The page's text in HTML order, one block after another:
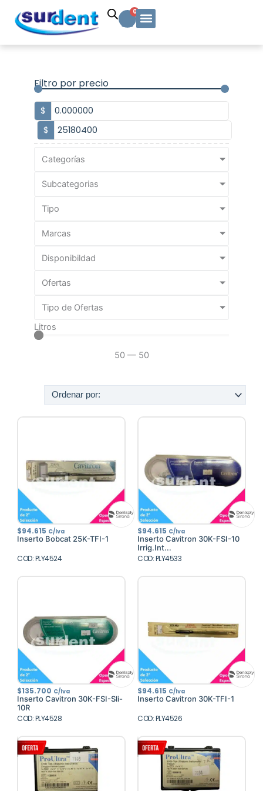
contenido
0
Carrito
Filtro por precio
$
$
Categorías
Subcategorias
Tipo
Marcas
Disponibildad
Ofertas
Tipo de Ofertas
Litros
50 — 50
$94.615 C/Iva
Inserto Bobcat 25K-TFI-1
COD: PLY4524
$94.615 C/Iva
Inserto Cavitron 30K-FSI-10
Irrig.Int...
COD: PLY4533
$135.700 C/Iva
Inserto Cavitron 30K-FSI-Sli-
10R
COD: PLY4528
$94.615 C/Iva
Inserto Cavitron 30K-TFI-1
COD: PLY4526